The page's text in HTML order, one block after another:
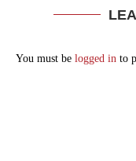
You must be logged in to